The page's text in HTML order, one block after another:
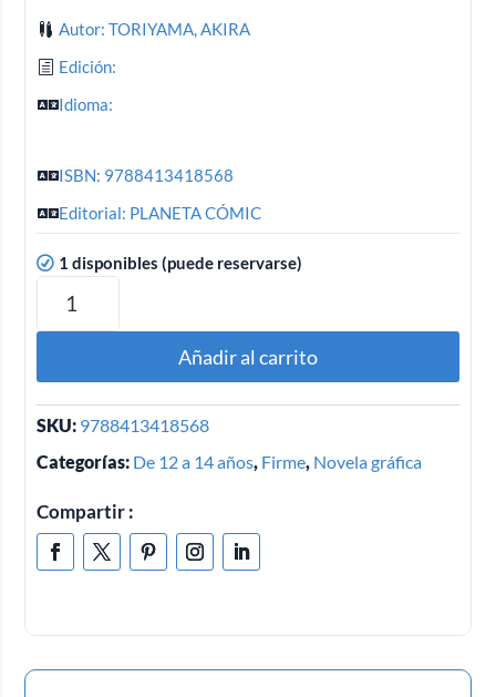
Autor: TORIYAMA, AKIRA
Edición:
Idioma:
ISBN: 9788413418568
Editorial: PLANETA CÓMIC
1 disponibles (puede reservarse)
Añadir al carrito
SKU: 9788413418568
Categorías: De 12 a 14 años, Firme, Novela gráfica
Compartir :